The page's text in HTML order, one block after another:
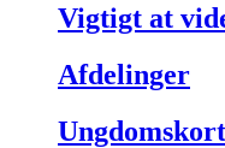
Vigtigt at
Afdelinger